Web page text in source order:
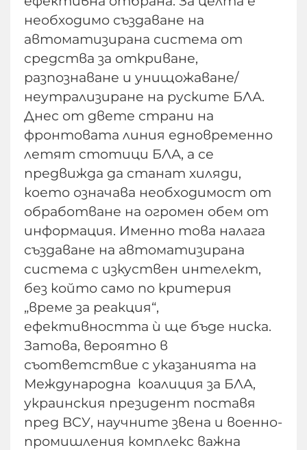
необходимо създаване на
автоматизирана система от
средства за откриване,
разпознаване и унищожаване/
неутрализиране на руските БЛА.
Днес от двете страни на
фронтовата линия едновременно
летят стотици БЛА, а се
предвижда да станат хиляди,
което означава необходимост от
обработване на огромен обем от
информация. Именно това налага
създаване на автоматизирана
система с изкуствен интелект,
без който само по критерия
„време за реакция“,
ефективността ѝ ще бъде ниска.
Затова, вероятно в
съответствие с указанията на
Международна коалиция за БЛА,
украинския президент поставя
пред ВСУ, научните звена и военно-
промишления комплекс важна